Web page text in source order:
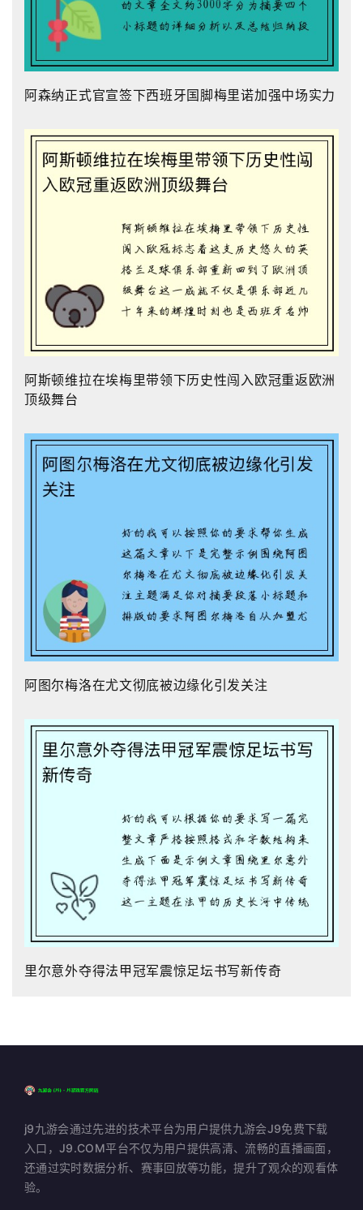
阿森纳正式官宣签下西班牙国脚梅里诺加强中场实力
阿斯顿维拉在埃梅里带领下历史性闯入欧冠重返欧洲
顶级舞台
阿图尔梅洛在尤文彻底被边缘化引发关注
里尔意外夺得法甲冠军震惊足坛书写新传奇
j9九游会通过先进的技术平台为用户提供九游会J9免费下载
入口，J9.COM平台不仅为用户提供高清、流畅的直播画面，
还通过实时数据分析、赛事回放等功能，提升了观众的观看体
验。